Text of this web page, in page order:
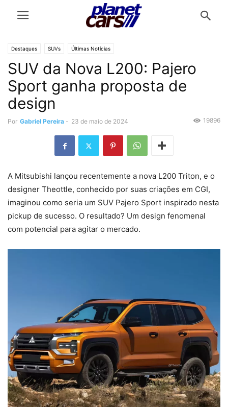
Destaques SUVs Últimas Notícias
SUV da Nova L200: Pajero
Sport ganha proposta de
design
Por Gabriel Pereira - 23 de maio de 2024 19896
A Mitsubishi lançou recentemente a nova L200 Triton, e o
designer Theottle, conhecido por suas criações em CGI,
imaginou como seria um SUV Pajero Sport inspirado nesta
pickup de sucesso. O resultado? Um design fenomenal
com potencial para agitar o mercado.